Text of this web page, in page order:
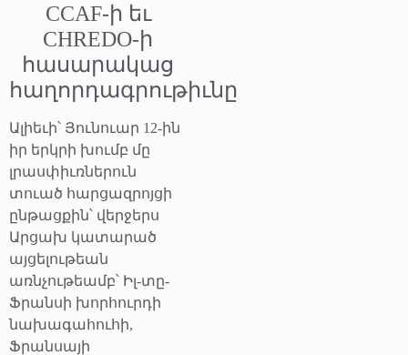
CCAF-ի եւ
CHREDO-ի
հասարակաց
հաղորդագրութիւնը
Ալիեւի՝ Յունուար 12-ին
իր երկրի խումբ մը
լրասփիւռներուն
տուած հարցազրոյցի
ընթացքին՝ վերջերս
Արցախ կատարած
այցելութեան
առնչութեամբ՝ Իլ-տը-
Ֆրանսի խորհուրդի
նախագահուհի,
Ֆրանսայի